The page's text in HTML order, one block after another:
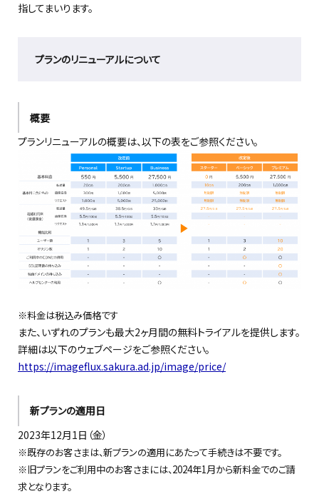
指してまいります。
プランのリニューアルについて
概要
プランリニューアルの概要は、以下の表をご参照ください。
※料金は税込み価格です
また、いずれのプランも最大2ヶ月間の無料トライアルを提供します。
詳細は以下のウェブページをご参照ください。
https://imageflux.sakura.ad.jp/image/price/
新プランの適用日
2023年12月1日（金）
※既存のお客さまは、新プランの適用にあたって手続きは不要です。
※旧プランをご利用中のお客さまには、2024年1月から新料金でのご請
求となります。